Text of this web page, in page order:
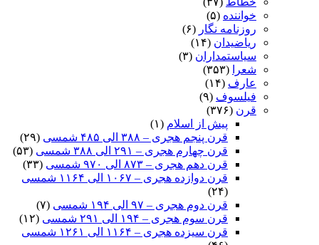
خواننده (۵)
روزنامه نگار (۶)
ریاضیدان (۱۴)
سیاستمداران (۳)
شعرا
(۳۵۳)
عارف (۱۴)
فیلسوف (۹)
قرن (۳۷۶)
پیش از اسلام (۱)
قرن پنجم هجری – ۳۸۸ الی ۴۸۵ شمسی
(۲۹)
قرن چهارم هجری – ۲۹۱ الی ۳۸۸ شمسی
(۵۳)
قرن دهم هجری – ۸۷۳ الی ۹۷۰ شمسی
(۳۳)
قرن دوازده هجری – ۱۰۶۷ الی ۱۱۶۴ شمسی
(۲۴)
قرن دوم هجری – ۹۷ الی ۱۹۴ شمسی
(۷)
قرن سوم هجری – ۱۹۴ الی ۲۹۱ شمسی
(۱۲)
قرن سیزده هجری – ۱۱۶۴ الی ۱۲۶۱ شمسی